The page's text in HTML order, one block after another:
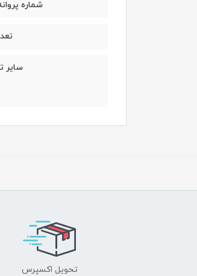
شماره
سایر
تحویل اکسپرس